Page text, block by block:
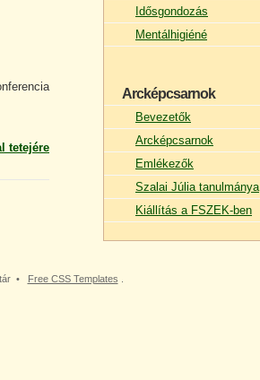
tetejére
Idősgondozás
Mentálhigiéné
Arcképcsarnok
Bevezetők
Arcképcsarnok
Emlékezők
Szalai Júlia tanulmánya
Kiállítás a FSZEK-ben
• Free CSS Templates